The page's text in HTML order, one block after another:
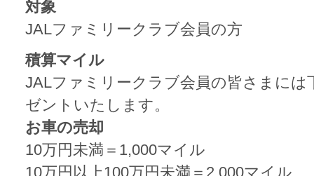
対象
JALファミリークラブ会員の方
積算マイル
JALファミリークラブ会員の皆さまに
ゼントいたします。
お車の売却
10万円未満＝1,000マイル
10万円以上100万円未満＝2,000マイル